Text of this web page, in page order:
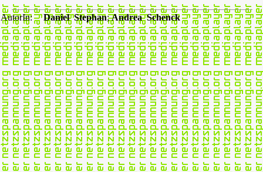
AutorIn: Daniel Stephan;Andrea Schenck